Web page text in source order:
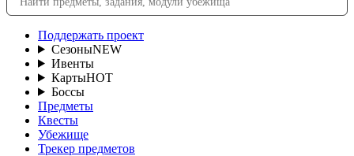
Поддержать проект
СезоныNEW
Ивенты
КартыHOT
Боссы
Предметы
Квесты
Убежище
Трекер предметов